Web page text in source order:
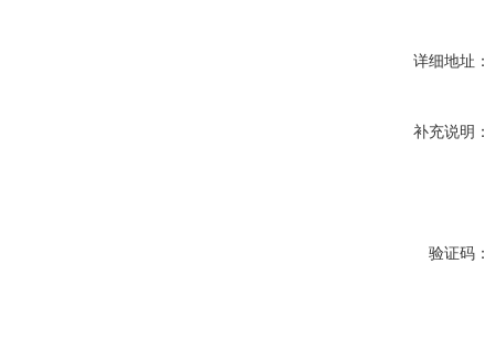
详细地址：
补充说明：
验证码：